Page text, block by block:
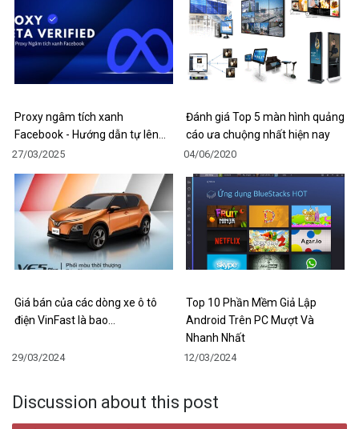
Proxy ngâm tích xanh
Facebook - Hướng dẫn tự lên…
27/03/2025
Đánh giá Top 5 màn hình quảng
cáo ưa chuộng nhất hiện nay
04/06/2020
Giá bán của các dòng xe ô tô
điện VinFast là bao…
29/03/2024
Top 10 Phần Mềm Giả Lập
Android Trên PC Mượt Và
Nhanh Nhất
12/03/2024
Discussion about this post